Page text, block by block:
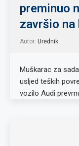
preminuo
završio na
Autor: Urednik
Muškarac za
usljed teških
vozilo Audi